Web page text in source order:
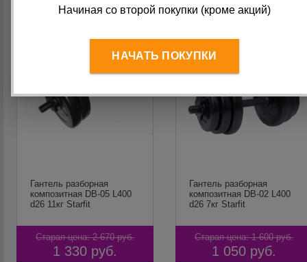
Гантель разборная
композитная DB-05 L400
d26 11кг Starfit
Старая цена: 2 670 руб.
1 330 руб.
Гантель разборная
композитная DB-02 L400
d26 7кг Starfit
Старая цена: 1 600 руб.
1 050 руб.
Начиная со второй покупки (кроме акций)
НАЧАТЬ ПОКУПКИ